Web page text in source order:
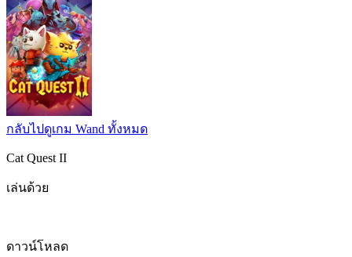
กลับไปดูเกม Wand ทั้งหมด
Cat Quest II
เล่นด้วย
ดาวน์โหลด